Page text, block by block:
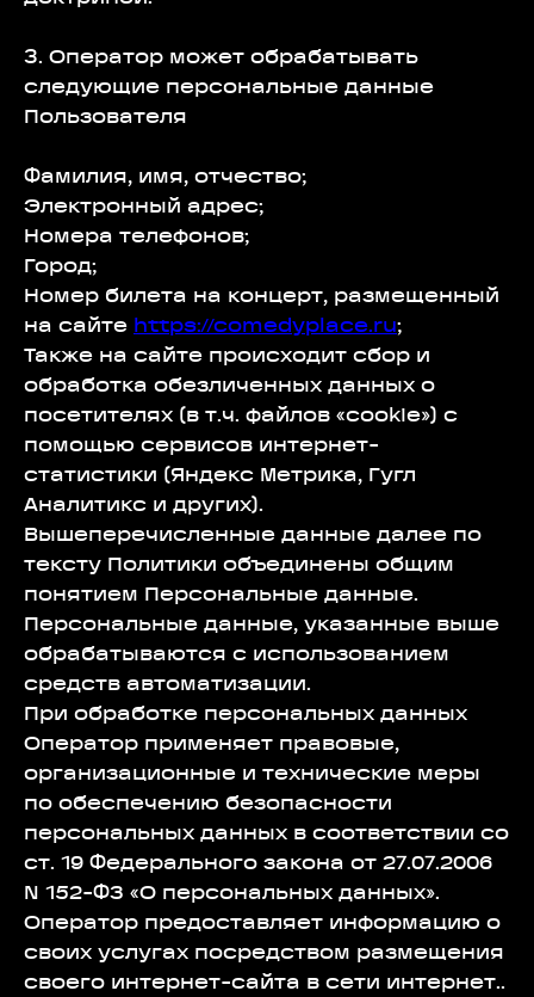
3. Оператор может обрабатывать
следующие персональные данные
Пользователя
Фамилия, имя, отчество;
Электронный адрес;
Номера телефонов;
Город;
Номер билета на концерт, размещенный
на сайте https://comedyplace.ru;
Также на сайте происходит сбор и
обработка обезличенных данных о
посетителях (в т.ч. файлов «cookie») с
помощью сервисов интернет-
статистики (Яндекс Метрика, Гугл
Аналитикс и других).
Вышеперечисленные данные далее по
тексту Политики объединены общим
понятием Персональные данные.
Персональные данные, указанные выше
обрабатываются с использованием
средств автоматизации.
При обработке персональных данных
Оператор применяет правовые,
организационные и технические меры
по обеспечению безопасности
персональных данных в соответствии со
ст. 19 Федерального закона от 27.07.2006
N 152-ФЗ «О персональных данных».
Оператор предоставляет информацию о
своих услугах посредством размещения
своего интернет-сайта в сети интернет..